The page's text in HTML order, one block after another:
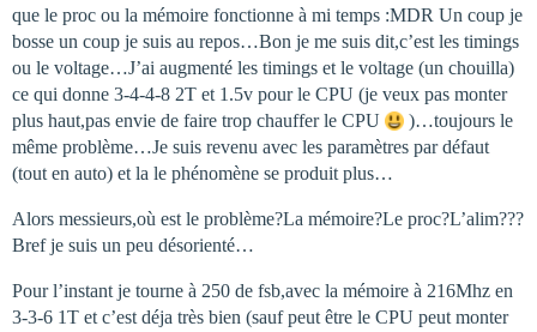
que le proc ou la mémoire fonctionne à mi temps :MDR Un coup je
bosse un coup je suis au repos…Bon je me suis dit,c’est les timings
ou le voltage…J’ai augmenté les timings et le voltage (un chouilla)
ce qui donne 3-4-4-8 2T et 1.5v pour le CPU (je veux pas monter
plus haut,pas envie de faire trop chauffer le CPU
)…toujours le
même problème…Je suis revenu avec les paramètres par défaut
(tout en auto) et la le phénomène se produit plus…
Alors messieurs,où est le problème?La mémoire?Le proc?L’alim???
Bref je suis un peu désorienté…
Pour l’instant je tourne à 250 de fsb,avec la mémoire à 216Mhz en
3-3-6 1T et c’est déja très bien (sauf peut être le CPU peut monter